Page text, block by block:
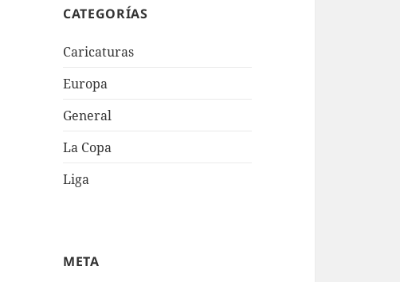
CATEGORÍAS
Caricaturas
Europa
General
La Copa
Liga
META